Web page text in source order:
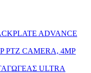
ADVANCE
PTZ CAMERA, 4MP
ULTRA